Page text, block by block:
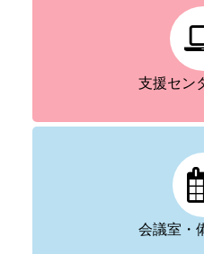
支援セン
会議室・